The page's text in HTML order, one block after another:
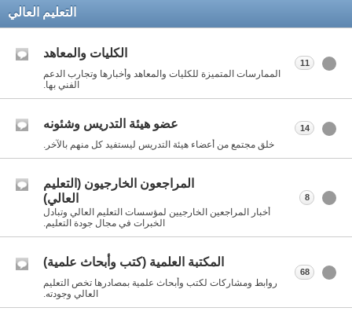
التعليم العالي
الكليات والمعاهد
الممارسات المتميزة للكليات والمعاهد وأخبارها وتجارب الدعم
الفني بها.
11
عضو هيئة التدريس وشئونه
خلق مجتمع من أعضاء هيئة التدريس ليستفيد كل منهم بالآخر.
14
المراجعون الخارجيون (التعليم
العالي)
أخبار المراجعين الخارجيين لمؤسسات التعليم العالي وتبادل
الخبرات في مجال جودة التعليم.
8
المكتبة العلمية (كتب وأبحاث علمية)
روابط ومشاركات لكتب وأبحاث علمية بمصادرها تخص التعليم
العالي وجودته.
68